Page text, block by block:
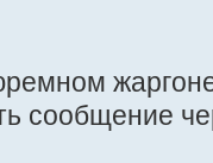
сообщение